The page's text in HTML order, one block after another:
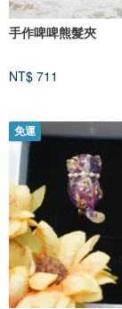
手作啤啤熊髮夾
NT$ 711
免運